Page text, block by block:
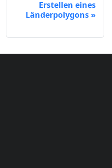
Erstellen eines
Länderpolygons